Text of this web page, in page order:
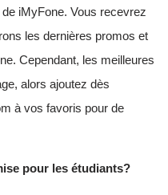
iMyFone. Vous recevrez
les dernières promos et
Cependant, les meilleures
alors ajoutez dès
à vos favoris pour de
pour les étudiants?